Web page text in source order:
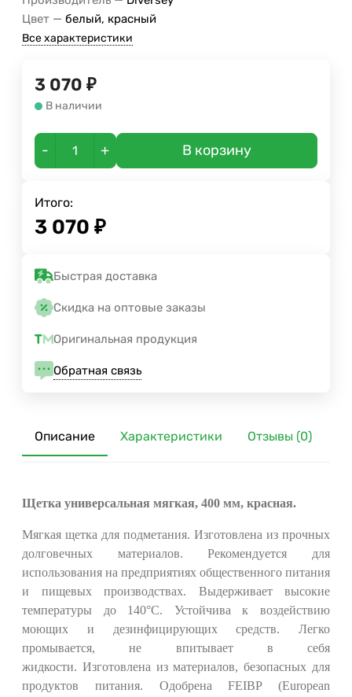
Цвет — белый, красный
Все характеристики
3 070 ₽
В наличии
- + В корзину
Итого:
3 070 ₽
Быстрая доставка
Скидка на оптовые заказы
Оригинальная продукция
Обратная связь
Описание Характеристики Отзывы (0)
Щетка универсальная мягкая, 400 мм, красная.
Мягкая щетка для подметания. Изготовлена из прочных
долговечных материалов. Рекомендуется для
использования на предприятиях общественного питания
и пищевых производствах. Выдерживает высокие
температуры до 140°С. Устойчива к воздействию
моющих и дезинфицирующих средств. Легко
промывается, не впитывает в себя
жидкости. Изготовлена из материалов, безопасных для
продуктов питания. Одобрена FEIBP (European